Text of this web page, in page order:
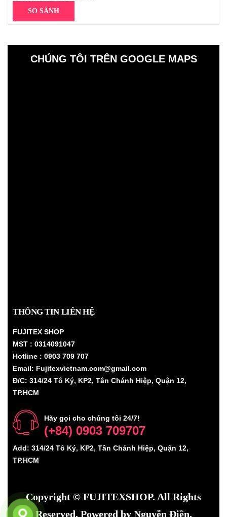
SO SÁNH
CHÚNG TÔI TRÊN GOOGLE MAPS
THÔNG TIN LIÊN HỆ
FUJITEX SHOP
MST : 0314091047
Hotline : 0903 709 707
Email: Fujitexvietnam.com@gmail.com
Đ/C: 314/24 Tô Ký, KP2, Tân Chánh Hiệp, Quận 12,
TP.HCM
Hãy gọi cho chúng tôi 24/7!
(+84) 0903 709707
Add: 314/24 Tô Ký, KP2, Tân Chánh Hiệp, Quận 12,
TP.HCM
Copyright © FUJITEXSHOP. All Rights
Reserved. Powered by Nguyễn Điền.